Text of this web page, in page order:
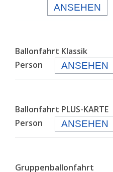
ANSEHEN
Ballonfahrt
Person
ANSEHEN
Ballonfahrt PLUS-
Person
ANSEHEN